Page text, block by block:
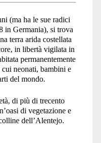
(ma ha le sue radici
in Germania), si trova
terra arida costellata
in libertà vigilata in
permanentemente
neonati, bambini e
del mondo.
di più di trecento
di vegetazione e
dell’Alentejo.